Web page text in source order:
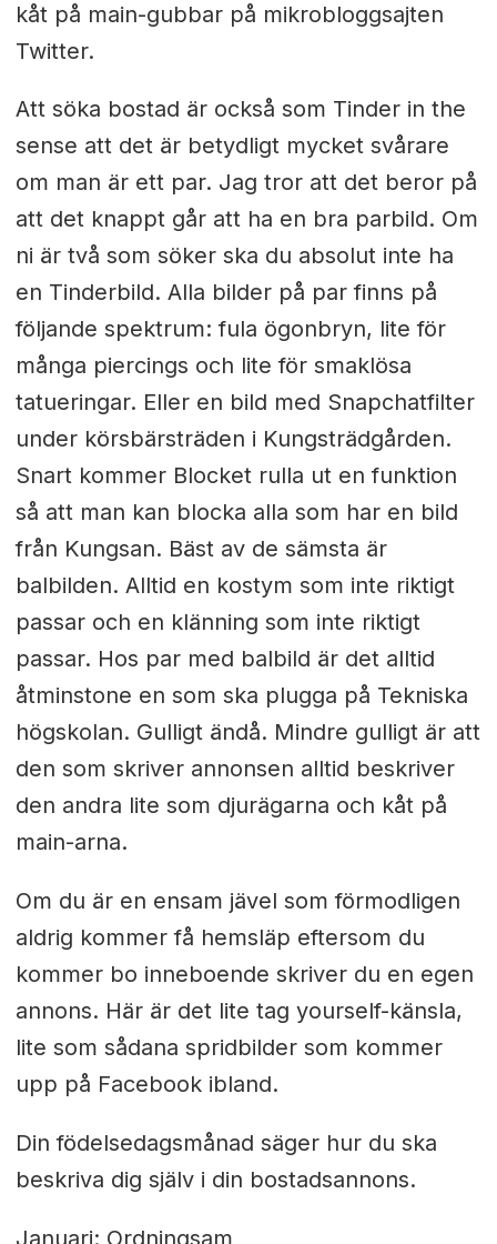
kåt på main-gubbar på mikrobloggsajten
Twitter.
Att söka bostad är också som Tinder in the
sense att det är betydligt mycket svårare
om man är ett par. Jag tror att det beror på
att det knappt går att ha en bra parbild. Om
ni är två som söker ska du absolut inte ha
en Tinderbild. Alla bilder på par finns på
följande spektrum: fula ögonbryn, lite för
många piercings och lite för smaklösa
tatueringar. Eller en bild med Snapchatfilter
under körsbärsträden i Kungsträdgården.
Snart kommer Blocket rulla ut en funktion
så att man kan blocka alla som har en bild
från Kungsan. Bäst av de sämsta är
balbilden. Alltid en kostym som inte riktigt
passar och en klänning som inte riktigt
passar. Hos par med balbild är det alltid
åtminstone en som ska plugga på Tekniska
högskolan. Gulligt ändå. Mindre gulligt är att
den som skriver annonsen alltid beskriver
den andra lite som djurägarna och kåt på
main-arna.
Om du är en ensam jävel som förmodligen
aldrig kommer få hemsläp eftersom du
kommer bo inneboende skriver du en egen
annons. Här är det lite tag yourself-känsla,
lite som sådana spridbilder som kommer
upp på Facebook ibland.
Din födelsedagsmånad säger hur du ska
beskriva dig själv i din bostadsannons.
Januari: Ordningsam